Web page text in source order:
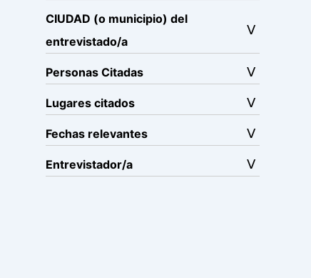
CIUDAD (o municipio) del
entrevistado/a
Personas Citadas
Lugares citados
Fechas relevantes
Entrevistador/a